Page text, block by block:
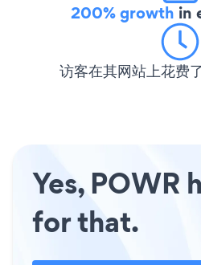
200% growth in
访客在其网站上花费
Yes, POWR
for that.